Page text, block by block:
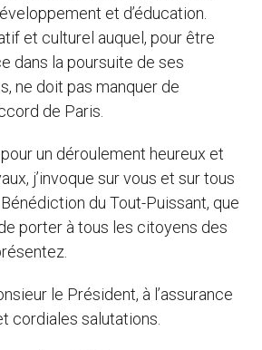
et d’éducation.
et culturel auquel, pour être
dans la poursuite de ses
ne doit pas manquer de
de Paris.
un déroulement heureux et
j’invoque sur vous et sur tous
du Tout-Puissant, que
porter à tous les citoyens des
le Président, à l’assurance
cordiales salutations.